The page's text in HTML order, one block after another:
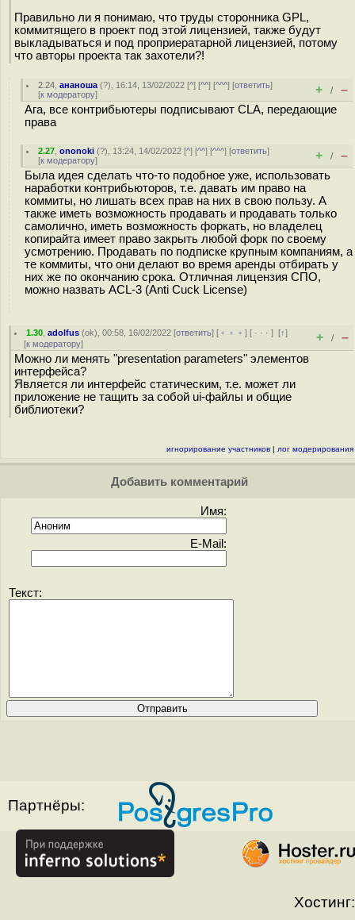
Правильно ли я понимаю, что труды сторонника GPL,
коммитящего в проект под этой лицензией, также будут
выкладываться и под проприератарной лицензией, потому
что авторы проекта так захотели?!
2.24 ,ананоша (?), 16:14, 13/02/2022 [^] [^^] [^^^] [ответить]
[к модератору] + / –
Ага, все контрибьютеры подписывают CLA, передающие
права
2.27 ,ononoki (?), 13:24, 14/02/2022 [^] [^^] [^^^] [ответить]
[к модератору] + / –
Была идея сделать что-то подобное уже, использовать
наработки контрибьюторов, т.е. давать им право на
коммиты, но лишать всех прав на них в свою пользу. А
также иметь возможность продавать и продавать только
самолично, иметь возможность форкать, но владелец
копирайта имеет право закрыть любой форк по своему
усмотрению. Продавать по подписке крупным компаниям, а
те коммиты, что они делают во время аренды отбирать у
них же по окончанию срока. Отличная лицензия СПО,
можно назвать ACL-3 (Anti Cuck License)
1.30 ,adolfus (ok), 00:58, 16/02/2022 [ответить] [ ﹢﹢﹢] [ · · ·][↑]
[к модератору] + / –
Можно ли менять "presentation parameters" элементов
интерфейса?
Является ли интерфейс статическим, т.е. может ли
приложение не тащить за собой ui-файлы и общие
библиотеки?
игнорирование участников | лог модерирования
Добавить комментарий
Имя:
E-Mail:
Текст:
Партнёры:
Хостинг: